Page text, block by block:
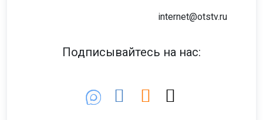
internet@otstv.ru
Подписывайтесь на нас: